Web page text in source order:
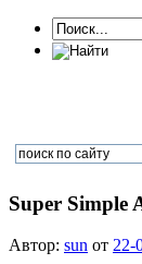
Super Simple
Автор: sun от 22-